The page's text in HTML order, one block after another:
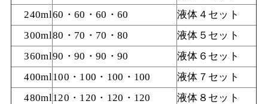
240ml60・60・60・60
液体４セット
300ml80・70・70・80
液体５セット
360ml90・90・90・90
液体６セット
400ml100・100・100・100
液体７セット
480ml120・120・120・120 液体８セット